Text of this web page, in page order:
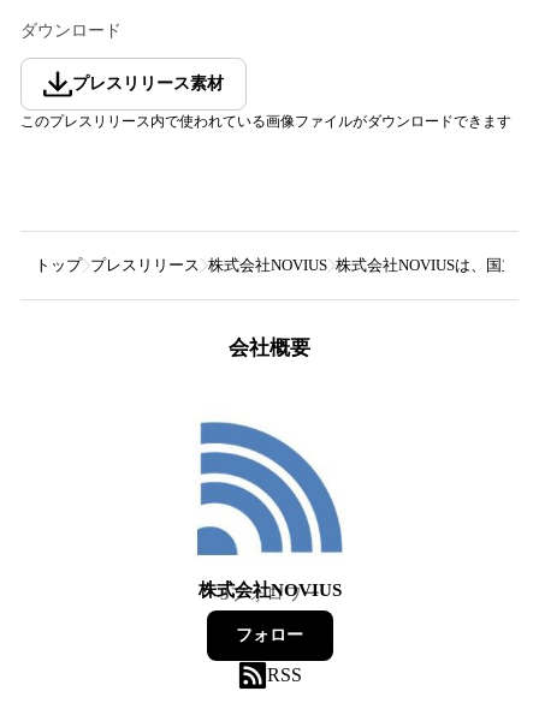
ダウンロード
プレスリリース素材
このプレスリリース内で使われている画像ファイルがダウンロードできます
トップ プレスリリース 株式会社NOVIUS 株式会社NOVIUSは、国立
会社概要
株式会社NOVIUS
3フォロワー
フォロー
RSS